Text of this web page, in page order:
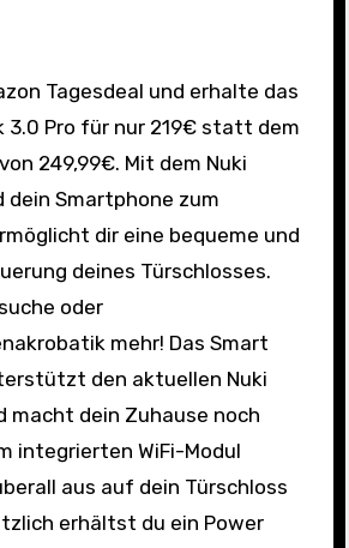
3.0 Pro für nur 219€ statt dem
249,99€. Mit dem Nuki
dein Smartphone zum
dir eine bequeme und
deines Türschlosses.
oder
mehr! Das Smart
den aktuellen Nuki
macht dein Zuhause noch
integrierten WiFi-Modul
aus auf dein Türschloss
erhältst du ein Power